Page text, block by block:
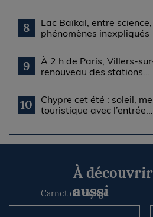
8
Lac Baïkal, entre
phénomènes inexpliqués
9
À 2 h de Paris, Villers-
renouveau des stations...
10
Chypre cet été : soleil,
touristique avec l’entrée...
À découvrir
aussi
Carnet de voyage